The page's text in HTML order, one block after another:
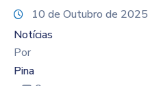
10 de Outubro de 2025
Notícias
Por
Pina